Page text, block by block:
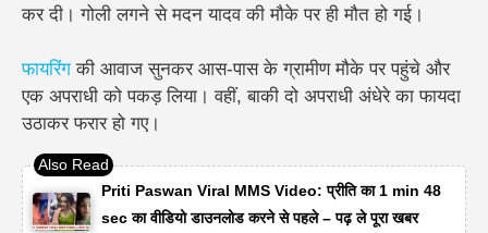
कर दी। गोली लगने से मदन यादव की मौके पर ही मौत हो गई।
फायरिंग की आवाज सुनकर आस-पास के ग्रामीण मौके पर पहुंचे और
एक अपराधी को पकड़ लिया। वहीं, बाकी दो अपराधी अंधेरे का फायदा
उठाकर फरार हो गए।
Priti Paswan Viral MMS Video: प्रीति का 1 min 48
sec का वीडियो डाउनलोड करने से पहले – पढ़ ले पूरा खबर